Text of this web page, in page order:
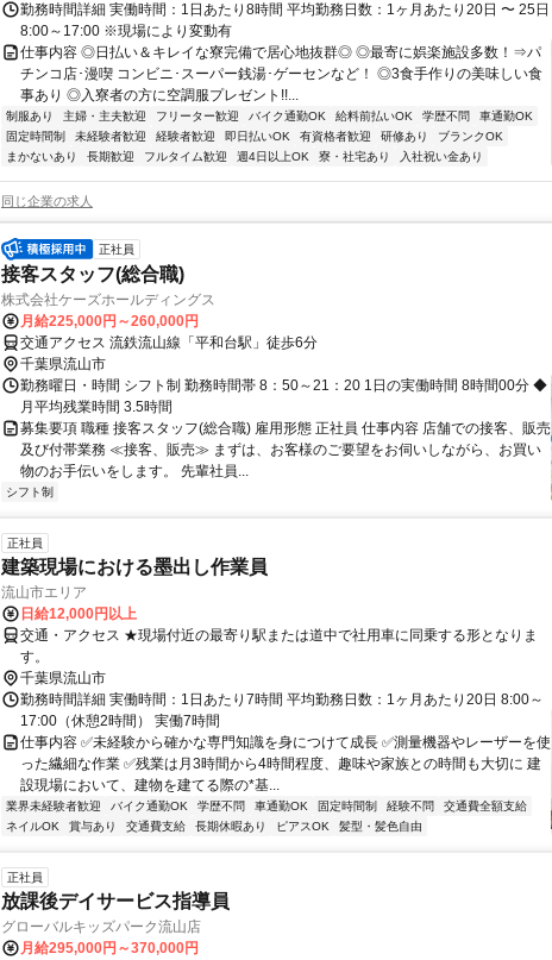
勤務時間詳細 実働時間：1日あたり8時間 平均勤務日数：1ヶ月あたり20日 〜 25日
8:00～17:00 ※現場により変動有
仕事内容 ◎日払い＆キレイな寮完備で居心地抜群◎ ◎最寄に娯楽施設多数！⇒パ
チンコ店･漫喫 コンビニ･スーパー銭湯･ゲーセンなど！ ◎3食手作りの美味しい食
事あり ◎入寮者の方に空調服プレゼント!!...
制服あり 主婦・主夫歓迎 フリーター歓迎 バイク通勤OK 給料前払いOK 学歴不問
車通勤OK
固定時間制
未経験者歓迎 経験者歓迎 即日払いOK 有資格者歓迎 研修あり
ブランクOK
まかないあり
長期歓迎 フルタイム歓迎 週4日以上OK 寮・社宅あり 入社祝い金あり
同じ企業の求人
正社員
接客スタッフ(総合職)
株式会社ケーズホールディングス
月給225,000円～260,000円
交通アクセス 流鉄流山線「平和台駅」徒歩6分
千葉県流山市
勤務曜日・時間 シフト制 勤務時間帯 8：50～21：20 1日の実働時間 8時間00分 ◆
月平均残業時間 3.5時間
募集要項 職種 接客スタッフ(総合職) 雇用形態 正社員 仕事内容 店舗での接客、販売
及び付帯業務 ≪接客、販売≫ まずは、お客様のご要望をお伺いしながら、お買い
物のお手伝いをします。 先輩社員...
シフト制
正社員
建築現場における墨出し作業員
流山市エリア
日給12,000円以上
交通・アクセス ★現場付近の最寄り駅または道中で社用車に同乗する形となりま
す。
千葉県流山市
勤務時間詳細 実働時間：1日あたり7時間 平均勤務日数：1ヶ月あたり20日 8:00～
17:00（休憩2時間） 実働7時間
仕事内容 ✅️未経験から確かな専門知識を身につけて成長 ✅️測量機器やレーザーを使
った繊細な作業 ✅️残業は月3時間から4時間程度、趣味や家族との時間も大切に 建
設現場において、建物を建てる際の*基...
業界未経験者歓迎 バイク通勤OK 学歴不問 車通勤OK 固定時間制 経験不問
交通費全額支給
ネイルOK
賞与あり 交通費支給 長期休暇あり ピアスOK 髪型・髪色自由
正社員
放課後デイサービス指導員
グローバルキッズパーク流山店
月給295,000円～370,000円